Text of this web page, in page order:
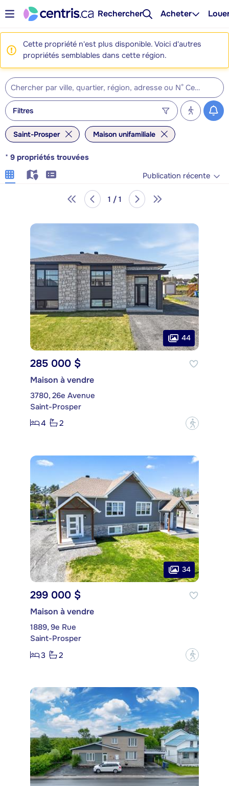
Rechercher Acheter
Cette propriété n'est plus disponible. Voici d'autres
propriétés semblables dans cette région.
Filtres
Saint-Prosper Maison unifamiliale
* 9 propriétés trouvées
Publication récente
1 / 1
44
285 000 $
Maison à vendre
3780, 26e Avenue
Saint-Prosper
4
2 ?
34
299 000 $
Maison à vendre
1889, 9e Rue
Saint-Prosper
3
2 ?